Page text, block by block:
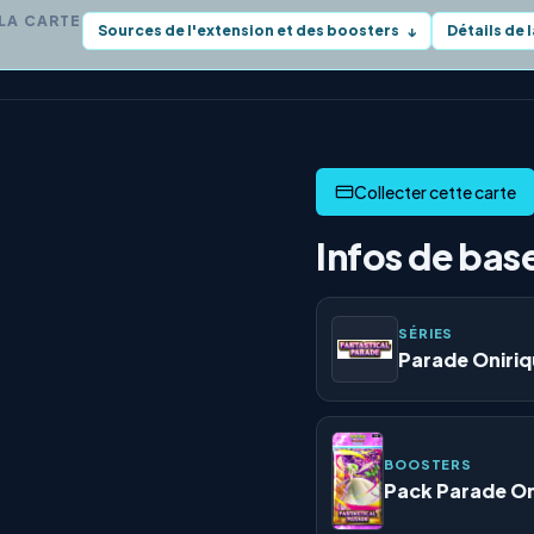
CARTE
Sources de l'extension et des boosters ↓ Détails de
Infos de
SÉRIES
Parade
BOOSTERS
Pack Parade